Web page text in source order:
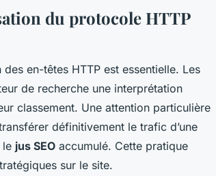
du protocole HTTP
en-têtes HTTP est essentielle. Les
de recherche une interprétation
classement. Une attention particulière
définitivement le trafic d’une
le jus SEO accumulé. Cette pratique
sur le site.